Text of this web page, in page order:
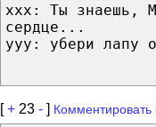
xxx: Ты знаешь,
сердце...
yyy: убери лапу
[+ 23 - ]